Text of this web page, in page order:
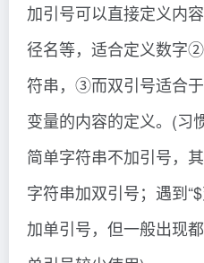
加引号可以直接定义内
径名等，适合定义数字
符串，③而双引号适合
变量的内容的定义。(习
简单字符串不加引号，
字符串加双引号；遇到
加单引号，但一般出现